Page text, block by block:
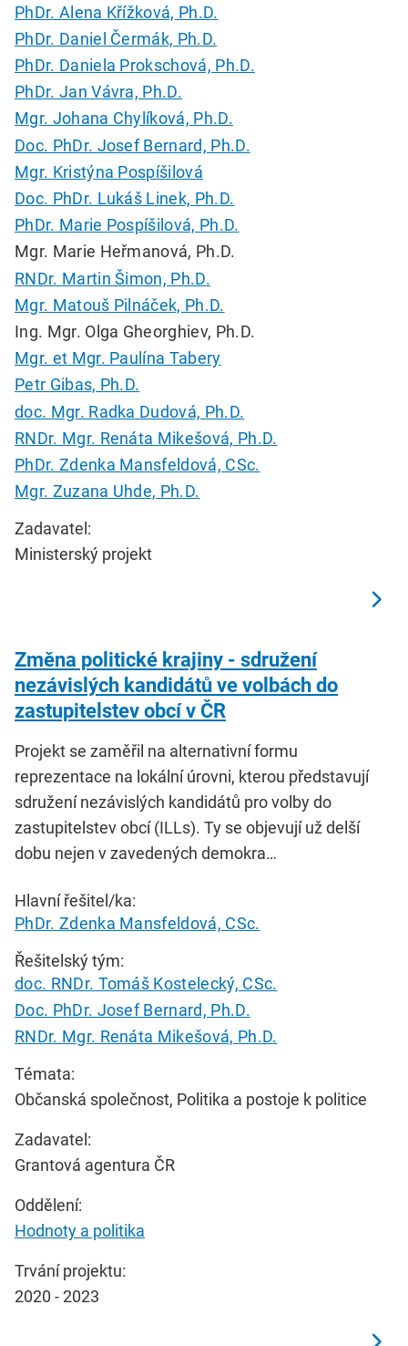
PhDr. Alena Křížková, Ph.D.
PhDr. Daniel Čermák, Ph.D.
PhDr. Daniela Prokschová, Ph.D.
PhDr. Jan Vávra, Ph.D.
Mgr. Johana Chylíková, Ph.D.
Doc. PhDr. Josef Bernard, Ph.D.
Mgr. Kristýna Pospíšilová
Doc. PhDr. Lukáš Linek, Ph.D.
PhDr. Marie Pospíšilová, Ph.D.
Mgr. Marie Heřmanová, Ph.D.
RNDr. Martin Šimon, Ph.D.
Mgr. Matouš Pilnáček, Ph.D.
Ing. Mgr. Olga Gheorghiev, Ph.D.
Mgr. et Mgr. Paulína Tabery
Petr Gibas, Ph.D.
doc. Mgr. Radka Dudová, Ph.D.
RNDr. Mgr. Renáta Mikešová, Ph.D.
PhDr. Zdenka Mansfeldová, CSc.
Mgr. Zuzana Uhde, Ph.D.
Zadavatel:
Ministerský projekt
Změna politické krajiny - sdružení
nezávislých kandidátů ve volbách do
zastupitelstev obcí v ČR
Projekt se zaměřil na alternativní formu
reprezentace na lokální úrovni, kterou představují
sdružení nezávislých kandidátů pro volby do
zastupitelstev obcí (ILLs). Ty se objevují už delší
dobu nejen v zavedených demokra…
Hlavní řešitel/ka:
PhDr. Zdenka Mansfeldová, CSc.
Řešitelský tým:
doc. RNDr. Tomáš Kostelecký, CSc.
Doc. PhDr. Josef Bernard, Ph.D.
RNDr. Mgr. Renáta Mikešová, Ph.D.
Témata:
Občanská společnost, Politika a postoje k politice
Zadavatel:
Grantová agentura ČR
Oddělení:
Hodnoty a politika
Trvání projektu:
2020 - 2023